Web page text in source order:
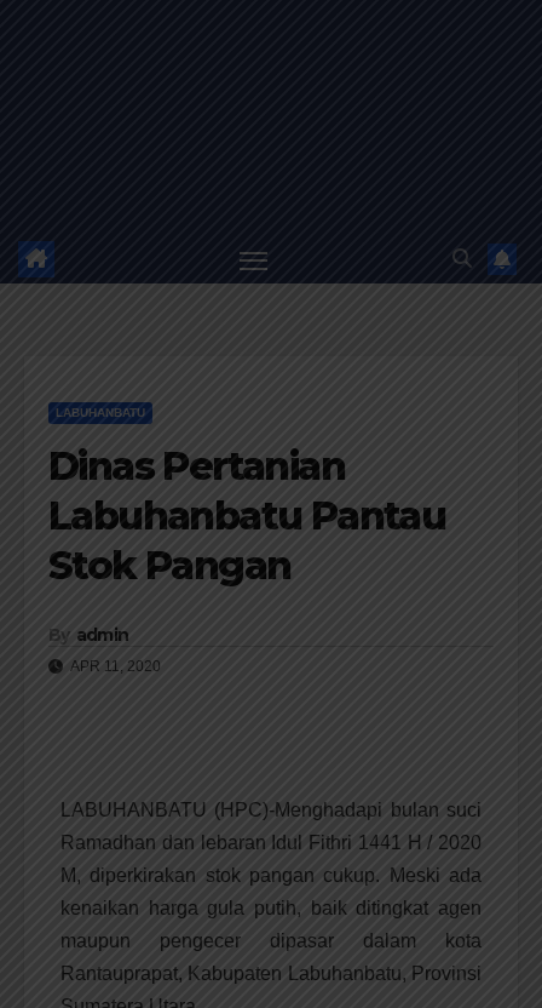
LABUHANBATU
Dinas Pertanian
Labuhanbatu Pantau
Stok Pangan
By admin
APR 11, 2020
LABUHANBATU (HPC)-Menghadapi bulan suci
Ramadhan dan lebaran Idul Fithri 1441 H / 2020
M, diperkirakan stok pangan cukup. Meski ada
kenaikan harga gula putih, baik ditingkat agen
maupun pengecer dipasar dalam kota
Rantauprapat, Kabupaten Labuhanbatu, Provinsi